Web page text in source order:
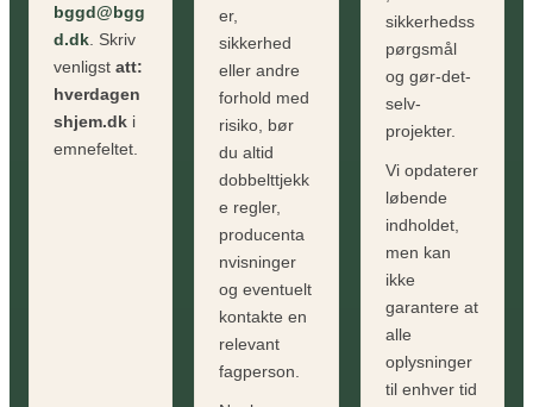
bggd@bgg
d.dk . Skriv
venligst att:
hverdagen
shjem.dk i
emnefeltet.
er,
sikkerhed
eller andre
forhold med
risiko, bør
du altid
dobbelttjekk
e regler,
producenta
nvisninger
og eventuelt
kontakte en
relevant
fagperson.
sikkerhedss
pørgsmål
og gør-det-
selv-
projekter.
Vi opdaterer
løbende
indholdet,
men kan
ikke
garantere at
alle
oplysninger
til enhver tid